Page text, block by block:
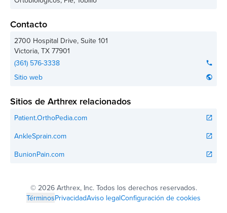
Contacto
2700 Hospital Drive, Suite 101
Victoria, TX 77901
(361) 576-3338
phone
Sitio web public
Sitios de Arthrex relacionados
Patient.OrthoPedia.com open_in_new
AnkleSprain.com open_in_new
BunionPain.com open_in_new
© 2026 Arthrex, Inc. Todos los derechos reservados.
TérminosPrivacidadAviso legalConfiguración de cookies